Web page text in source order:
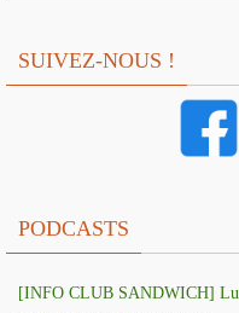
SUIVEZ-NOUS !
PODCASTS
[INFO CLUB SANDWICH]